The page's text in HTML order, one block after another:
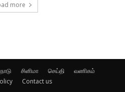
more
சினிமா செய்தி
வணிகம்
Contact us